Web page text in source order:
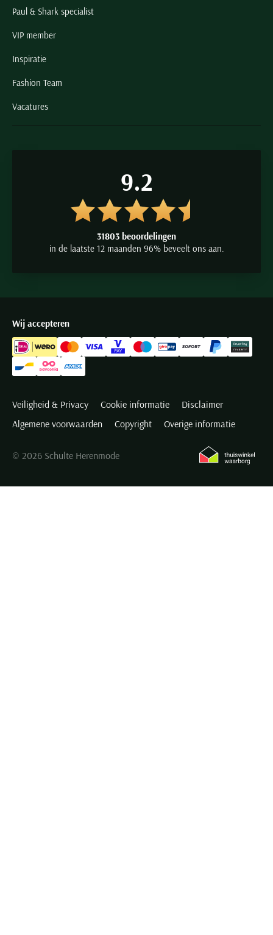
Paul & Shark specialist
VIP member
Inspiratie
Fashion Team
Vacatures
9.2
31803 beoordelingen
in de laatste 12 maanden 96% beveelt ons aan.
Wij accepteren
Veiligheid & Privacy Cookie informatie
Disclaimer
Algemene voorwaarden
Copyright Overige informatie
© 2026 Schulte Herenmode